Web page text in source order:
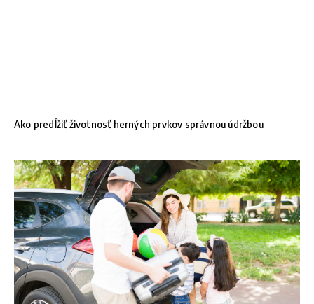
Ako predĺžiť životnosť herných prvkov správnou údržbou